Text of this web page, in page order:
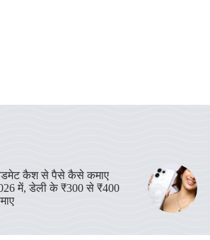
कैश से पैसे कैसे कमाए
में, डेली के ₹300 से ₹400